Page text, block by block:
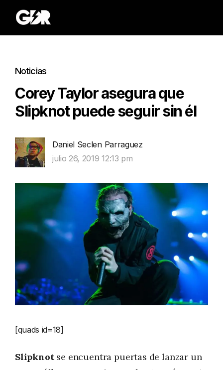
Noticias
Corey Taylor asegura que
Slipknot puede seguir sin él
Daniel Seclen Parraguez
julio 26, 2019 12:13 pm
[quads id=18]
Slipknotse encuentra puertas de lanzar un